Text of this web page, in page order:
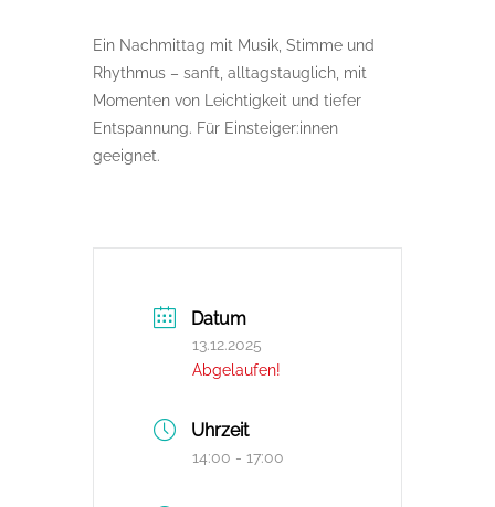
Ein Nachmittag mit Musik, Stimme und
Rhythmus – sanft, alltagstauglich, mit
Momenten von Leichtigkeit und tiefer
Entspannung. Für Einsteiger:innen
geeignet.
Datum
13.12.2025
Abgelaufen!
Uhrzeit
14:00 - 17:00